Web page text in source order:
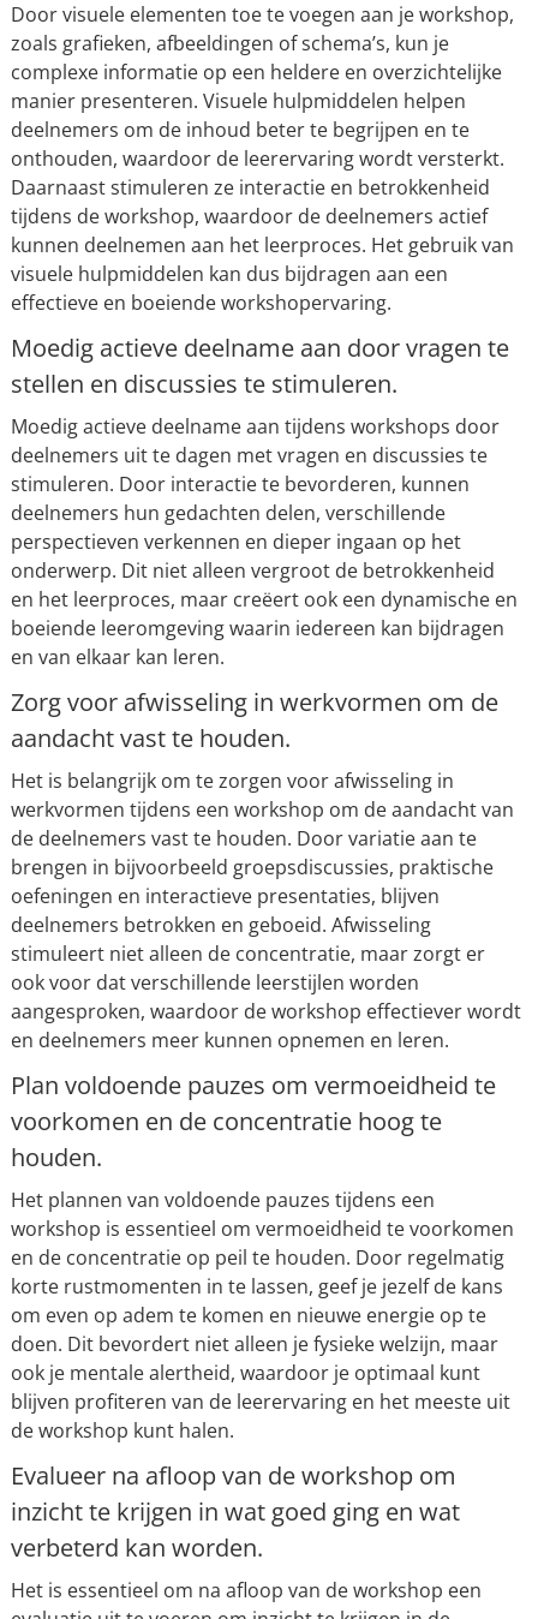
Door visuele elementen toe te voegen aan je workshop,
zoals grafieken, afbeeldingen of schema’s, kun je
complexe informatie op een heldere en overzichtelijke
manier presenteren. Visuele hulpmiddelen helpen
deelnemers om de inhoud beter te begrijpen en te
onthouden, waardoor de leerervaring wordt versterkt.
Daarnaast stimuleren ze interactie en betrokkenheid
tijdens de workshop, waardoor de deelnemers actief
kunnen deelnemen aan het leerproces. Het gebruik van
visuele hulpmiddelen kan dus bijdragen aan een
effectieve en boeiende workshopervaring.
Moedig actieve deelname aan door vragen te
stellen en discussies te stimuleren.
Moedig actieve deelname aan tijdens workshops door
deelnemers uit te dagen met vragen en discussies te
stimuleren. Door interactie te bevorderen, kunnen
deelnemers hun gedachten delen, verschillende
perspectieven verkennen en dieper ingaan op het
onderwerp. Dit niet alleen vergroot de betrokkenheid
en het leerproces, maar creëert ook een dynamische en
boeiende leeromgeving waarin iedereen kan bijdragen
en van elkaar kan leren.
Zorg voor afwisseling in werkvormen om de
aandacht vast te houden.
Het is belangrijk om te zorgen voor afwisseling in
werkvormen tijdens een workshop om de aandacht van
de deelnemers vast te houden. Door variatie aan te
brengen in bijvoorbeeld groepsdiscussies, praktische
oefeningen en interactieve presentaties, blijven
deelnemers betrokken en geboeid. Afwisseling
stimuleert niet alleen de concentratie, maar zorgt er
ook voor dat verschillende leerstijlen worden
aangesproken, waardoor de workshop effectiever wordt
en deelnemers meer kunnen opnemen en leren.
Plan voldoende pauzes om vermoeidheid te
voorkomen en de concentratie hoog te
houden.
Het plannen van voldoende pauzes tijdens een
workshop is essentieel om vermoeidheid te voorkomen
en de concentratie op peil te houden. Door regelmatig
korte rustmomenten in te lassen, geef je jezelf de kans
om even op adem te komen en nieuwe energie op te
doen. Dit bevordert niet alleen je fysieke welzijn, maar
ook je mentale alertheid, waardoor je optimaal kunt
blijven profiteren van de leerervaring en het meeste uit
de workshop kunt halen.
Evalueer na afloop van de workshop om
inzicht te krijgen in wat goed ging en wat
verbeterd kan worden.
Het is essentieel om na afloop van de workshop een